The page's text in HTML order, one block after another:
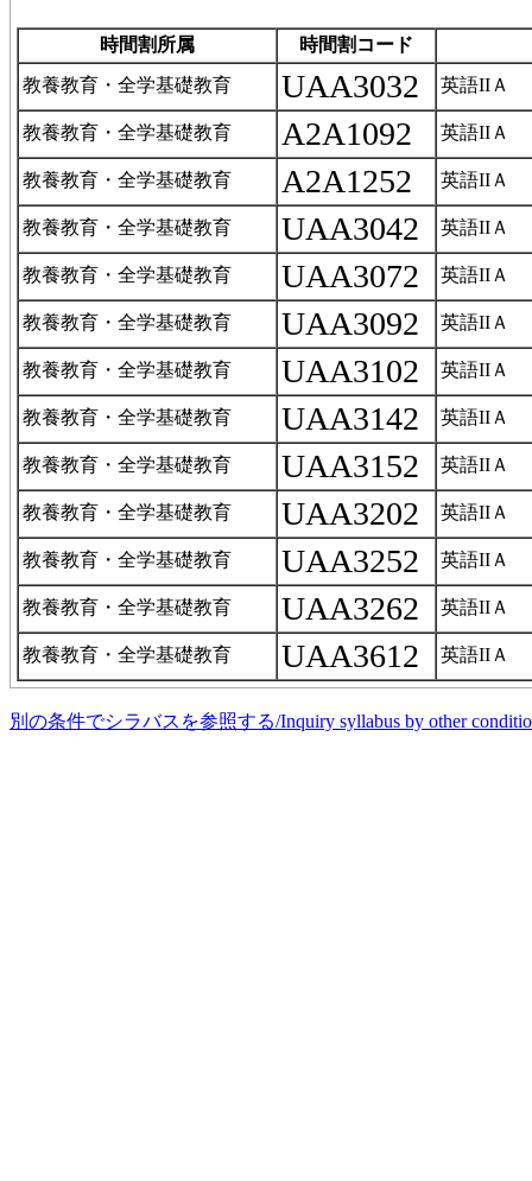
時間割所属
時間割コード
教養教育・全学基礎教育
UAA3032 英語IIＡ
教養教育・全学基礎教育 A2A1092 英語IIＡ
教養教育・全学基礎教育 A2A1252 英語IIＡ
教養教育・全学基礎教育 UAA3042 英語IIＡ
教養教育・全学基礎教育 UAA3072 英語IIＡ
教養教育・全学基礎教育 UAA3092 英語IIＡ
教養教育・全学基礎教育 UAA3102 英語IIＡ
教養教育・全学基礎教育 UAA3142 英語IIＡ
教養教育・全学基礎教育 UAA3152 英語IIＡ
教養教育・全学基礎教育 UAA3202 英語IIＡ
教養教育・全学基礎教育 UAA3252 英語IIＡ
教養教育・全学基礎教育 UAA3262 英語IIＡ
教養教育・全学基礎教育 UAA3612 英語IIＡ
別の条件でシラバスを参照する/Inquiry syllabus by other